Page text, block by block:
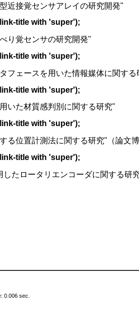
近接覚センサアレイの研究開発"
title with 'super');
り覚センサの研究開発"
title with 'super');
フェースを用いた情報媒体に関する
title with 'super');
いた材質感判別に関する研究"
title with 'super');
る位置計測法に関する研究"（論文
title with 'super');
たロータリエンコーダに関する研
0.006 sec.